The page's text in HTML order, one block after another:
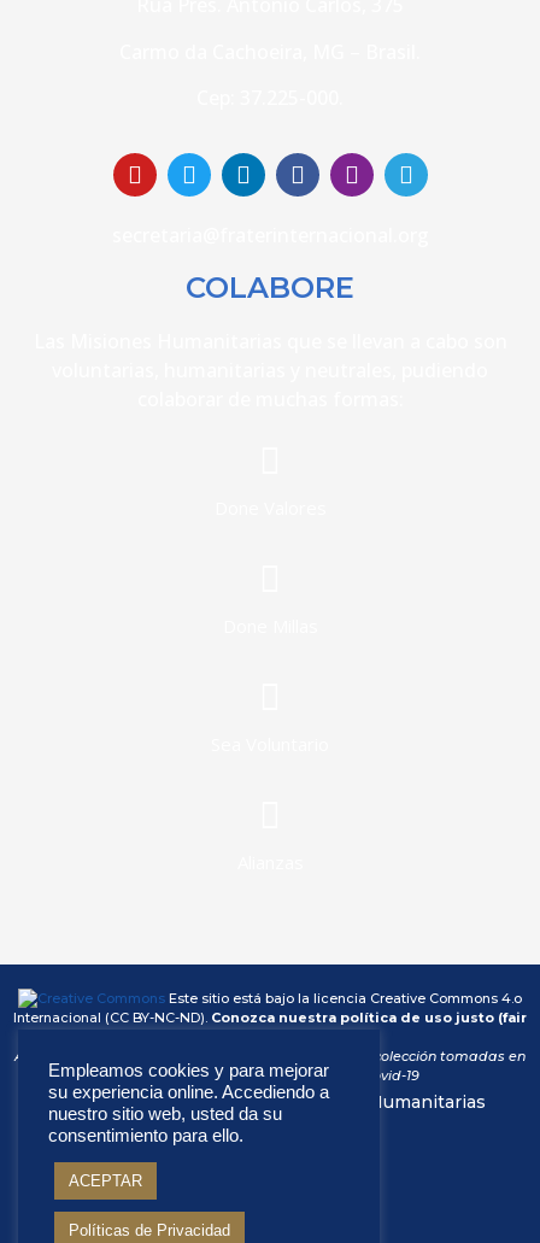
COLABORE
Este sitio está bajo la licencia Creative Commons 4.o
Internacional (CC BY-NC-ND). Conozca nuestra política de uso justo (fair
Atención: algunas fotos de este sitio son fotos de la colección tomadas en
el período anterior a la pandemia Covid-19
© Copyright Fraternidad – Misiones Humanitarias
Internacionales (FMHI)
Empleamos cookies y para mejorar
su experiencia online. Accediendo a
nuestro sitio web, usted da su
consentimiento para ello.
ACEPTAR
Políticas de Privacidad